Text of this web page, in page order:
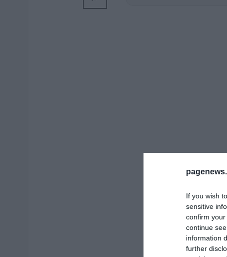
If you wish
sensitive
confirm
continue
information
further